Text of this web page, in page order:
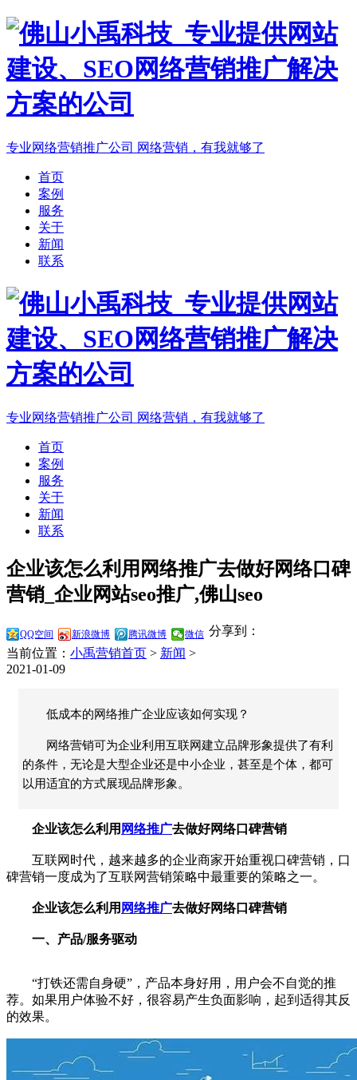
专业网络营销推广公司 网络营销，有我就够了
首页
案例
服务
关于
新闻
联系
专业网络营销推广公司 网络营销，有我就够了
首页
案例
服务
关于
新闻
联系
企业该怎么利用网络推广去做好网络口碑
营销_企业网站seo推广,佛山seo
分享到：
QQ空间 新浪微博 腾讯微博 微信
当前位置： 小禹营销首页 > 新闻 >
2021-01-09
低成本的网络推广企业应该如何实现？
网络营销可为企业利用互联网建立品牌形象提供了有利
的条件，无论是大型企业还是中小企业，甚至是个体，都可
以用适宜的方式展现品牌形象。
企业该怎么利用 网络推广去做好网络口碑营销
互联网时代，越来越多的企业商家开始重视口碑营销，口
碑营销一度成为了互联网营销策略中最重要的策略之一。
企业该怎么利用 网络推广去做好网络口碑营销
一、产品/服务驱动
“打铁还需自身硬”，产品本身好用，用户会不自觉的推
荐。如果用户体验不好，很容易产生负面影响，起到适得其反
的效果。